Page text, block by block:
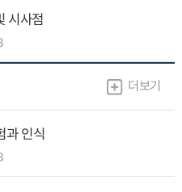
시사점
더보기
과 인식